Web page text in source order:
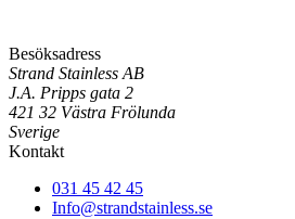
Besöksadress
Strand Stainless AB
J.A. Pripps gata 2
421 32 Västra Frölunda
Sverige
Kontakt
031 45 42 45
Info@strandstainless.se